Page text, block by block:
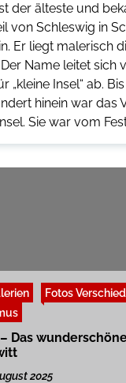
der älteste und
von Schleswig in
Er liegt malerisch
Name leitet sich
„kleine Insel“ ab.
hinein war das
Sie war vom
Fotos
Das
2025